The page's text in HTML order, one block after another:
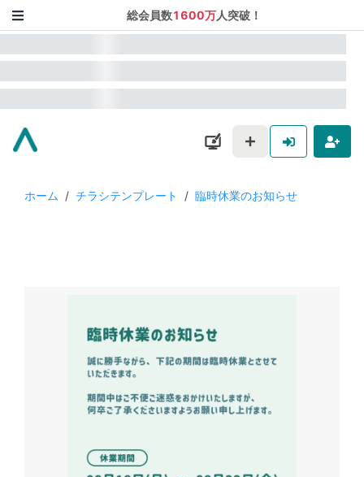
総会員数1600万人突破！
ホーム / チラシテンプレート / 臨時休業のお知らせ